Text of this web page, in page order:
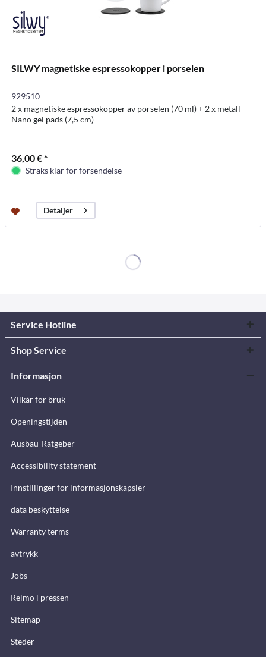
SILWY magnetiske espressokopper i porselen
929510
2 x magnetiske espressokopper av porselen (70 ml) + 2 x metall -
Nano gel pads (7,5 cm)
36,00 € *
Straks klar for forsendelse
Detaljer
Service Hotline
Shop Service
Informasjon
Vilkår for bruk
Openingstijden
Ausbau-Ratgeber
Accessibility statement
Innstillinger for informasjonskapsler
data beskyttelse
Warranty terms
avtrykk
Jobs
Reimo i pressen
Sitemap
Steder